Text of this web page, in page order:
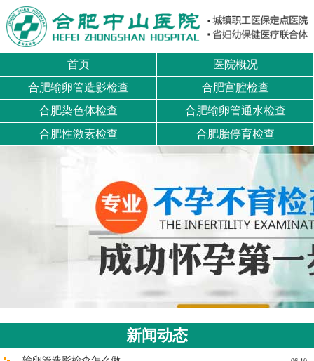
首页
医院概况
合肥输卵管造影检查
合肥宫腔检查
合肥染色体检查
合肥输卵管通水检查
合肥性激素检查
合肥胎停育检查
新闻动态